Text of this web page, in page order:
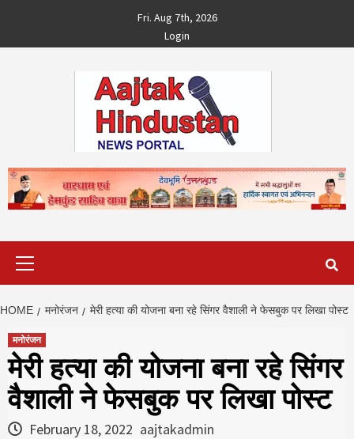
content
Fri. Aug 7th, 2026
Login
HOME मनोरंजन मेरी हत्या की योजना बना रहे सिंगर वैशाली ने फेसबुक पर लिखा पोस्ट
मनोरंजन
मेरी हत्या की योजना बना रहे सिंगर
वैशाली ने फेसबुक पर लिखा पोस्ट
February 18, 2022 aajtakadmin